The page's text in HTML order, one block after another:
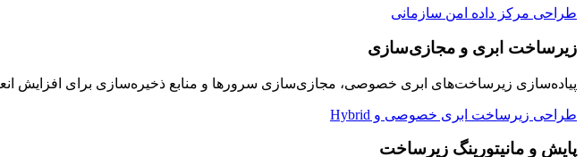
طراحی مرکز داده امن سازمانی
زیرساخت ابری و مجازی‌سازی
پیاده‌سازی زیرساخت‌های ابری خصوصی، مجازی‌سازی سرورها و منابع ذخیره‌سازی برای افزایش
طراحی زیرساخت ابری خصوصی و Hybrid
پایش و مانیتورینگ زیرساخت